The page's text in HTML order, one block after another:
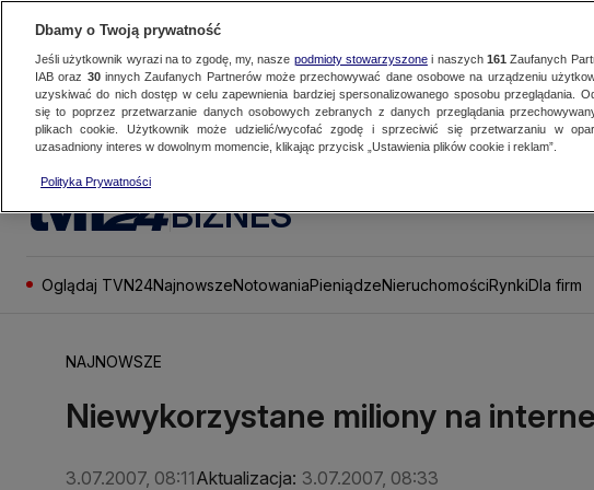
BIZNES
Oglądaj TVN24NajnowszeNotowaniaPieniądzeNieruchomościRynkiDla firm
NAJNOWSZE
Niewykorzystane miliony na
3.07.2007, 08:11Aktualizacja: 3.07.2007, 08:33
Dbamy o Twoją prywatność
Jeśli użytkownik wyrazi na to zgodę, my, nasze podmioty stowarzyszonei naszych 161 Zaufanych
IAB oraz 30innych Zaufanych Partnerów może przechowywać dane osobowe na urządzeniu
uzyskiwać do nich dostęp w celu zapewnienia bardziej spersonalizowanego sposobu przeglądania.
się to poprzez przetwarzanie danych osobowych zebranych z danych przeglądania
plikach cookie. Użytkownik może udzielić/wycofać zgodę i sprzeciwić się przetwarzaniu w
uzasadniony interes w dowolnym momencie, klikając przycisk „Ustawienia plików cookie i reklam”.
Polityka Prywatności